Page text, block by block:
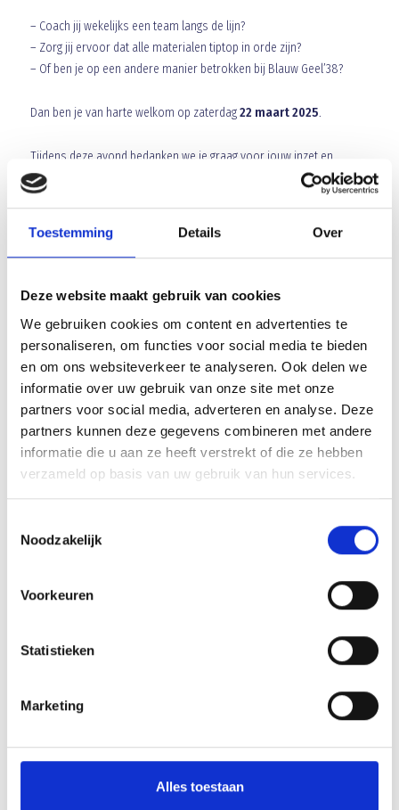
Toestemming Details Over
Deze website maakt gebruik van cookies
We gebruiken cookies om content en advertenties te
personaliseren, om functies voor social media te bieden
en om ons websiteverkeer te analyseren. Ook delen we
informatie over uw gebruik van onze site met onze
partners voor social media, adverteren en analyse. Deze
partners kunnen deze gegevens combineren met andere
informatie die u aan ze heeft verstrekt of die ze hebben
verzameld op basis van uw gebruik van hun services.
Noodzakelijk
Voorkeuren
Statistieken
Marketing
Alles toestaan
– Coach jij wekelijks een team langs de lijn?
– Zorg jij ervoor dat alle materialen tiptop in orde zijn?
– Of ben je op een andere manier betrokken bij Blauw Geel’38?
Dan ben je van harte welkom op zaterdag22 maart 2025.
Tijdens deze avond bedanken we je graag voor jouw inzet en
proosten we samen op een succesvol seizoen. Het wordt een
gezellige avond volledig verzorgd door Blauw Geel’38.
Meer informatie volgt binnenkort, maar zet de datum alvast in je
Met sportieve groet,
Blauw Geel’38/JUMBO
Array
Twitter FacebookWhatsApp
In memoriam Harrie Constant
COMFORTABEL LIJKENDE VOORSPRONG ALSNOG WEGGEGEVEN
RECENT NIEUWS